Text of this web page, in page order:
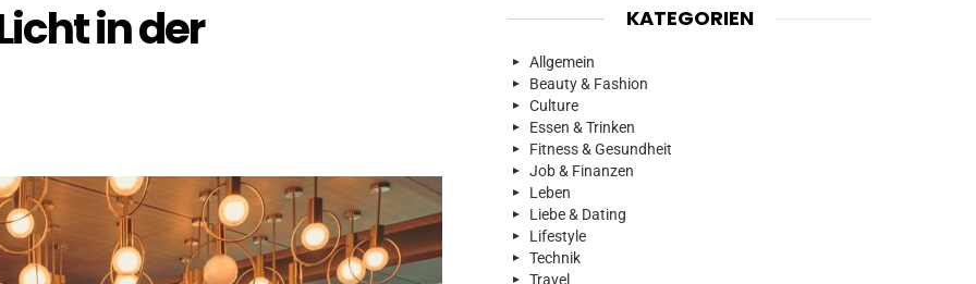
in der KATEGORIEN
Allgemein
Beauty & Fashion
Culture
Essen & Trinken
Fitness & Gesundheit
Job & Finanzen
Leben
Liebe & Dating
Lifestyle
Technik
Travel